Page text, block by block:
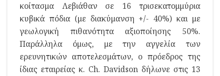
κοίτασμα Λεβιάθαν σε 16 τρισεκατομμύρια
κυβικά πόδια (με διακύμανση +/- 40%) και με
γεωλογική πιθανότητα αξιοποίησης 50%.
Παράλληλα όμως, με την αγγελία των
ερευνητικών αποτελεσμάτων, ο πρόεδρος της
ίδιας εταιρείας κ. Ch. Davidson δήλωνε στις 13